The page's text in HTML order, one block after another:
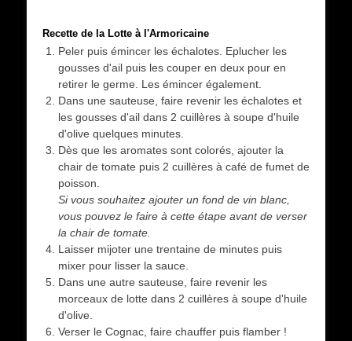
Recette de la Lotte à l'Armoricaine
Peler puis émincer les échalotes. Eplucher les
gousses d'ail puis les couper en deux pour en
retirer le germe. Les émincer également.
Dans une sauteuse, faire revenir les échalotes et
les gousses d'ail dans 2 cuillères à soupe d'huile
d'olive quelques minutes.
Dès que les aromates sont colorés, ajouter la
chair de tomate puis 2 cuillères à café de fumet de
poisson.
Si vous souhaitez ajouter un fond de vin blanc,
vous pouvez le faire à cette étape avant de verser
la chair de tomate.
Laisser mijoter une trentaine de minutes puis
mixer pour lisser la sauce.
Dans une autre sauteuse, faire revenir les
morceaux de lotte dans 2 cuillères à soupe d'huile
d'olive.
Verser le Cognac, faire chauffer puis flamber !